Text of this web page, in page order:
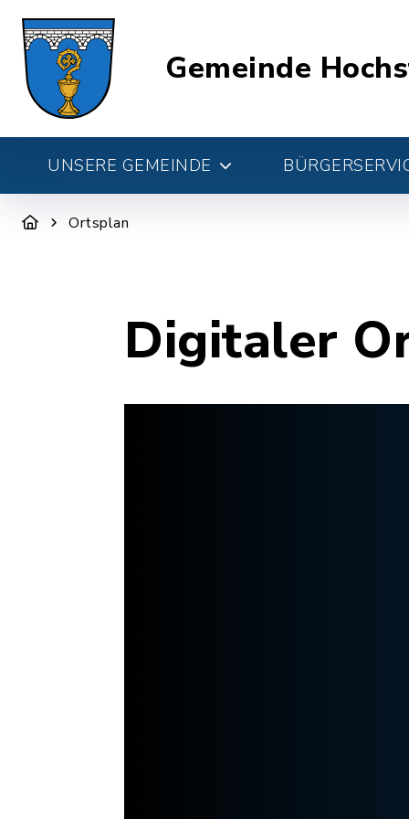
Gemeinde
UNSERE GEMEINDE
Ortsplan
Digitaler